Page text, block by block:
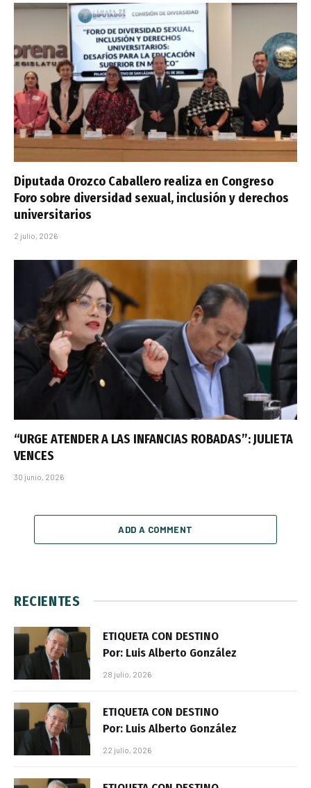
Diputada Orozco Caballero realiza en Congreso
Foro sobre diversidad sexual, inclusión y derechos
universitarios
2 julio, 2026
“URGE ATENDER A LAS INFANCIAS ROBADAS”: JULIETA
VENCES
30 junio, 2026
ADD A COMMENT
RECIENTES
ETIQUETA CON DESTINO
Por: Luis Alberto González
28 julio, 2026
ETIQUETA CON DESTINO
Por: Luis Alberto González
22 julio, 2026